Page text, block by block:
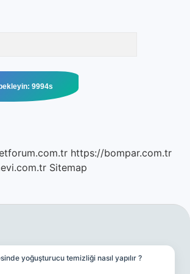
https://bompar.com.tr
Sitemap
yoğuşturucu temizliği nasıl yapılır ?